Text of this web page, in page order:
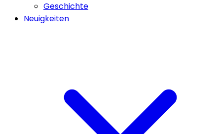
Geschichte
Neuigkeiten